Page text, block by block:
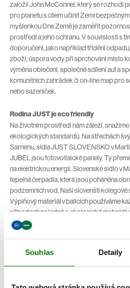
Souhlas Detaily
založil John McConnel, který se rozhodl
pro planetu s cílem učinit Zemi
myšlenkou Dne Země je zaměřit
prostředí a jeho ochranu. V souvislosti s
doporučení, jako například třídění
zboží, úspora vody při sprchování místo
výměna oblečení, společné sdílení aut a
komunitních zahrádek či on-line map pro
nebo sazeniček.
Rodina JUST je eco friendly
Na životním prostředí nám záleží,
ekologických standardů. Na střechách
Sarnenu, sídla JUST SLOVENSKO v
JUBEL jsou fotovoltaické panely. Ty
na elektrickou energii. Slovenské sídlo v
tepelná čerpadla, která jsou poháněna
podzemních vod. Naši slovenští kolegové
Výplňový materiál v balících používáme
případech se jedná o ekologické materiály
o papír, zatímco slovenským poradcům
poškození výplní Palespan Bio, která je
volí recyklovatelné obalové materiály.